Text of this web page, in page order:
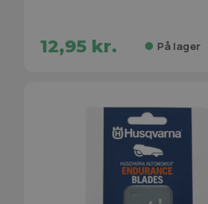
12,95 kr. På lager